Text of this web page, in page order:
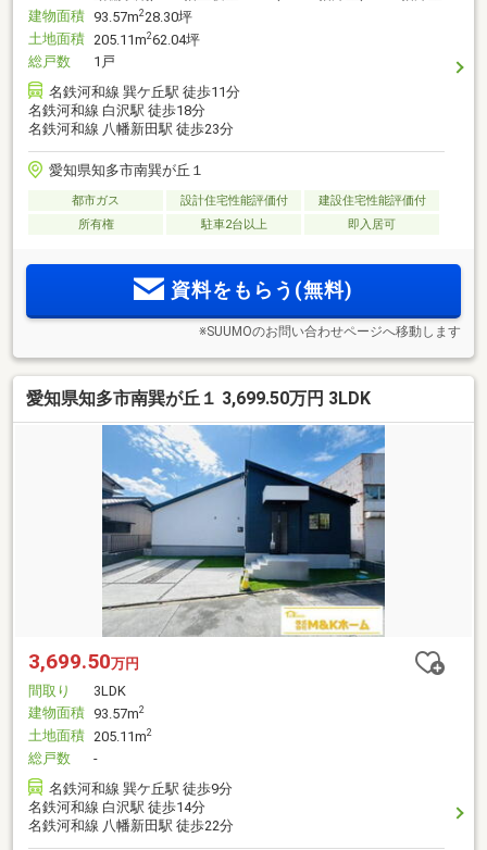
建物面積 93.57m228.30坪
土地面積 205.11m262.04坪
総戸数
1戸
名鉄河和線 巽ケ丘駅 徒歩11分
名鉄河和線 白沢駅 徒歩18分
名鉄河和線 八幡新田駅 徒歩23分
愛知県知多市南巽が丘１
都市ガス 設計住宅性能評価付
建設住宅性能評価付
所有権
駐車2台以上 即入居可
資料をもらう(無料)
※SUUMOのお問い合わせページへ移動します
愛知県知多市南巽が丘１ 3,699.50万円 3LDK
3,699.50万円
間取り
3LDK
建物面積 93.57m2
土地面積 205.11m2
総戸数
-
名鉄河和線 巽ケ丘駅 徒歩9分
名鉄河和線 白沢駅 徒歩14分
名鉄河和線 八幡新田駅 徒歩22分